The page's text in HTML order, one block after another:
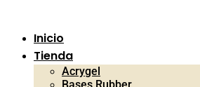
Inicio
Tienda
Acrygel